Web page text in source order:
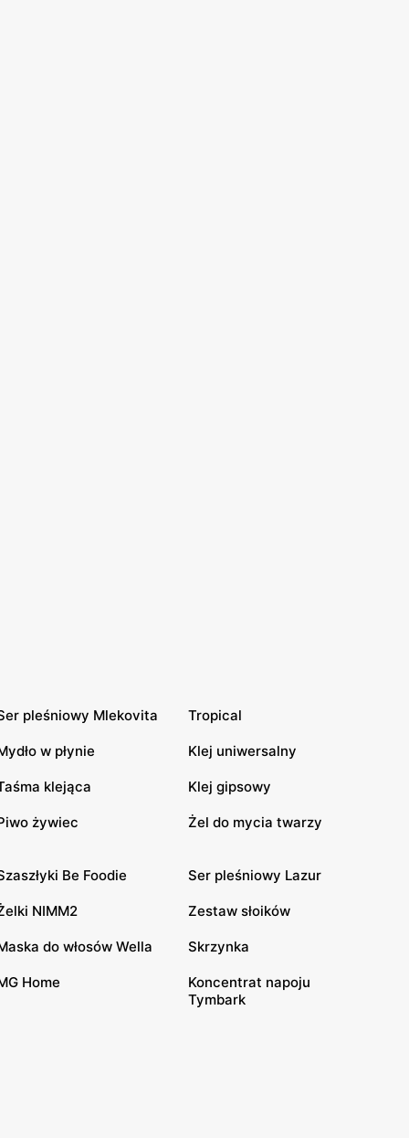
pleśniowy Mlekovita Tropical
w płynie Klej uniwersalny
klejąca Klej gipsowy
żywiec Żel do mycia twarzy
Be Foodie Ser pleśniowy Lazur
NIMM2 Zestaw słoików
do włosów Wella Skrzynka
Home
Koncentrat napoju
Tymbark